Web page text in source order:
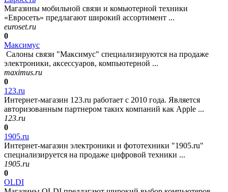
Магазины мобильной связи и комьютерной техники
«Евросеть» предлагают широкий ассортимент ...
euroset.ru
0
Максимус
Салоны связи "Максимус" специализируются на продаже
электроники, аксессуаров, компьютерной ...
maximus.ru
0
123.ru
Интернет-магазин 123.ru работает с 2010 года. Является
авторизованным партнером таких компаний как Apple ...
123.ru
0
1905.ru
Интернет-магазин электроники и фототехники "1905.ru"
специализируется на продаже цифровой техники ...
1905.ru
0
OLDI